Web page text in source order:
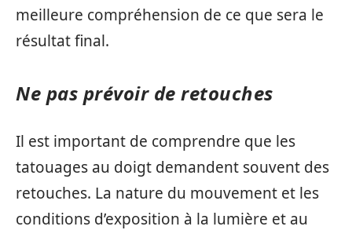
meilleure compréhension de ce que sera le
résultat final.
Ne pas prévoir de retouches
Il est important de comprendre que les
tatouages au doigt demandent souvent des
retouches. La nature du mouvement et les
conditions d’exposition à la lumière et au